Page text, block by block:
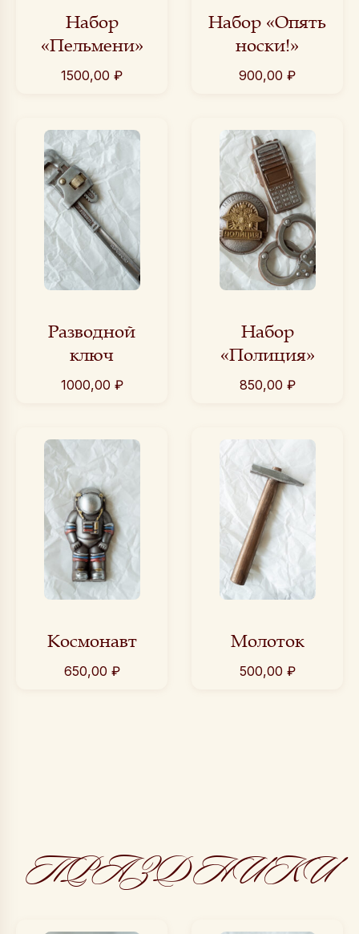
Набор
«Пельмени»
1500,00 ₽
Набор «Опять
носки!»
900,00 ₽
Разводной
ключ
1000,00 ₽
Набор
«Полиция»
850,00 ₽
Космонавт
650,00 ₽
Молоток
500,00 ₽
ПРАЗДНИКИ